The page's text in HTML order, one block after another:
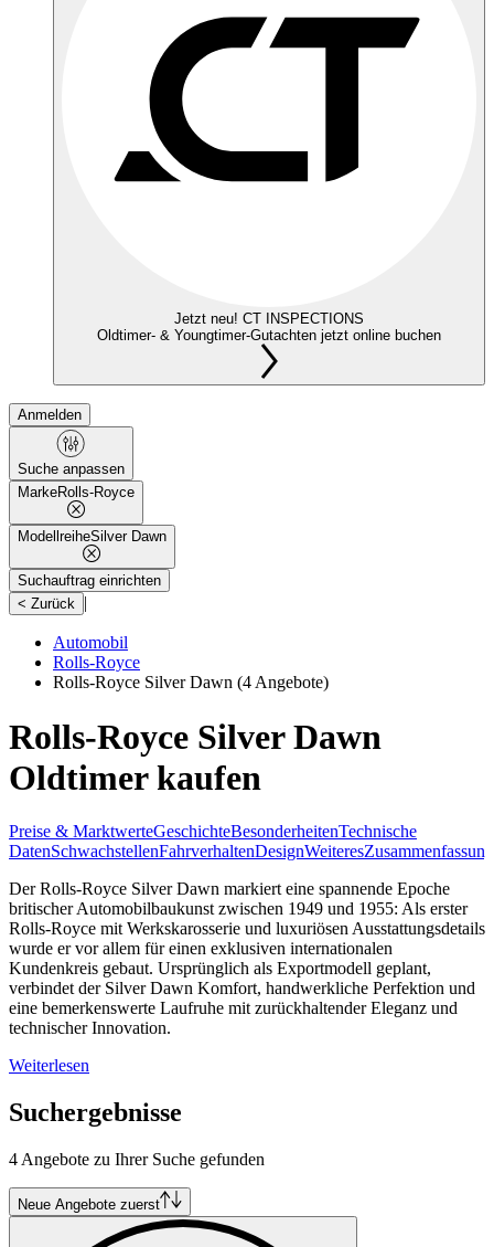
Jetzt neu! CT INSPECTIONS
Oldtimer- & Youngtimer-Gutachten jetzt online buchen
Anmelden
Suche anpassen
MarkeRolls-Royce
ModellreiheSilver Dawn
Suchauftrag einrichten
< Zurück |
Automobil
Rolls-Royce
Rolls-Royce Silver Dawn (4 Angebote)
Rolls-Royce Silver Dawn
Oldtimer kaufen
Preise & MarktwerteGeschichteBesonderheitenTechnische
DatenSchwachstellenFahrverhaltenDesignWeiteresZusammenfassung
Der Rolls-Royce Silver Dawn markiert eine spannende Epoche
britischer Automobilbaukunst zwischen 1949 und 1955: Als erster
Rolls-Royce mit Werkskarosserie und luxuriösen Ausstattungsdetails
wurde er vor allem für einen exklusiven internationalen
Kundenkreis gebaut. Ursprünglich als Exportmodell geplant,
verbindet der Silver Dawn Komfort, handwerkliche Perfektion und
eine bemerkenswerte Laufruhe mit zurückhaltender Eleganz und
technischer Innovation.
Weiterlesen
Suchergebnisse
4 Angebote zu Ihrer Suche gefunden
Neue Angebote zuerst